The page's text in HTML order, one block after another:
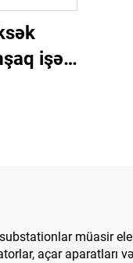
işə
müasir
açar aparatları